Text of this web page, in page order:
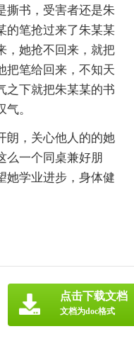
撕书，受害者还是朱
的笔抢过来了朱某某
，她抢不回来，就把
把笔给回来，不知天
之下就把朱某某的书
。
朗，关心他人的的她
么一个同桌兼好朋
她学业进步，身体健
点击下载文档
文档为doc格式